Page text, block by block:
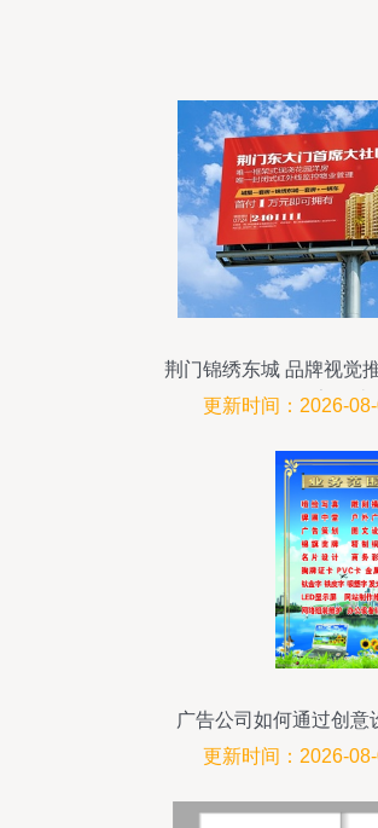
荆门锦绣东城 品牌视觉
告设计
更新时间：2026-
广告公司如何通过创意
更新时间：2026-